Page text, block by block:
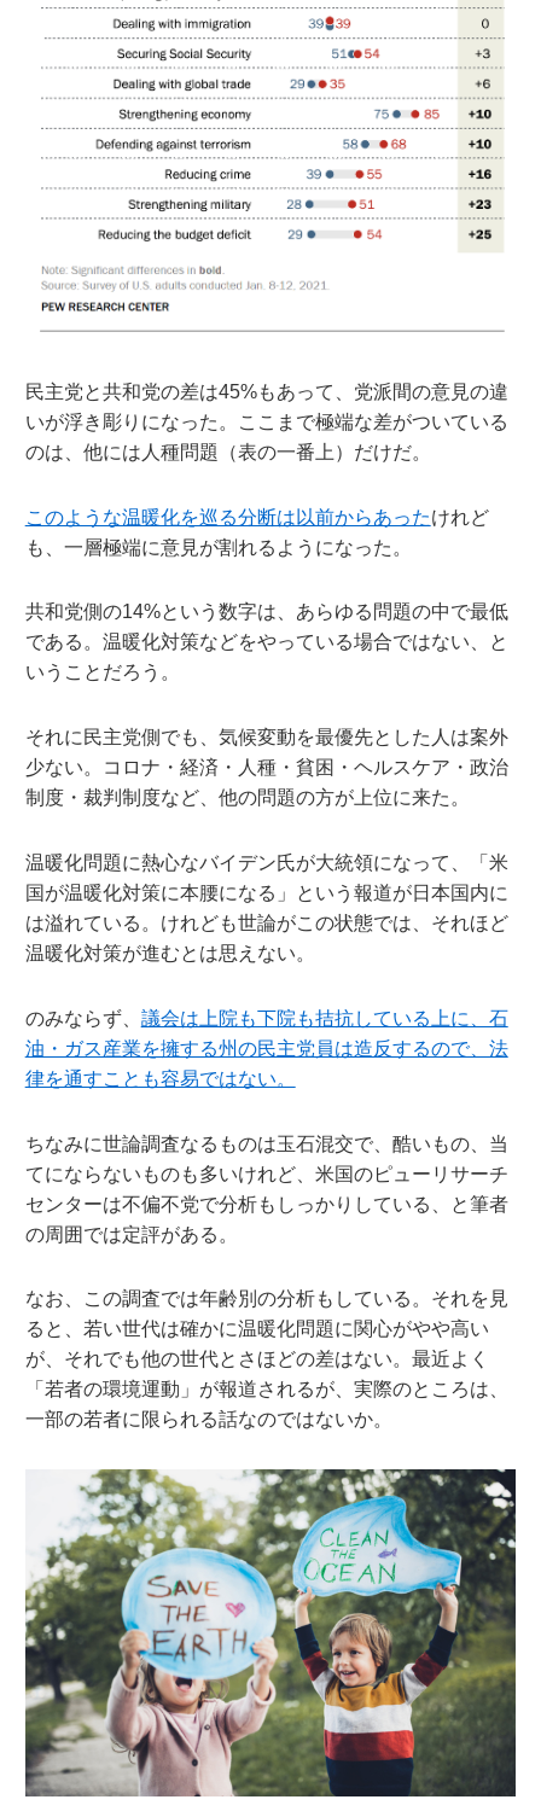
民主党と共和党の差は45%もあって、党派間の意見の違
いが浮き彫りになった。ここまで極端な差がついている
のは、他には人種問題（表の一番上）だけだ。
このような温暖化を巡る分断は以前からあったけれど
も、一層極端に意見が割れるようになった。
共和党側の14%という数字は、あらゆる問題の中で最低
である。温暖化対策などをやっている場合ではない、と
いうことだろう。
それに民主党側でも、気候変動を最優先とした人は案外
少ない。コロナ・経済・人種・貧困・ヘルスケア・政治
制度・裁判制度など、他の問題の方が上位に来た。
温暖化問題に熱心なバイデン氏が大統領になって、「米
国が温暖化対策に本腰になる」という報道が日本国内に
は溢れている。けれども世論がこの状態では、それほど
温暖化対策が進むとは思えない。
のみならず、 議会は上院も下院も拮抗している上に、石
油・ガス産業を擁する州の民主党員は造反するので、法
律を通すことも容易ではない。
ちなみに世論調査なるものは玉石混交で、酷いもの、当
てにならないものも多いけれど、米国のピューリサーチ
センターは不偏不党で分析もしっかりしている、と筆者
の周囲では定評がある。
なお、この調査では年齢別の分析もしている。それを見
ると、若い世代は確かに温暖化問題に関心がやや高い
が、それでも他の世代とさほどの差はない。最近よく
「若者の環境運動」が報道されるが、実際のところは、
一部の若者に限られる話なのではないか。